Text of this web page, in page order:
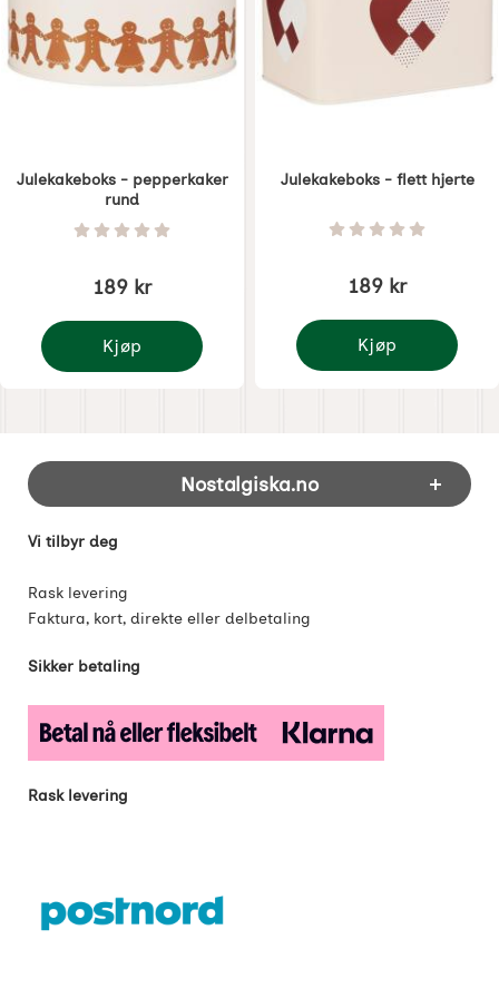
Julekakeboks - pepperkaker
rund
Varenummer 8499Vurdering: 0 Stjerne av 5
189 kr
Kjøp
Julekakeboks - pepperkaker rund
Julekakeboks - flett hjerte
Varenummer 8500Vurdering: 0
189 kr
Kjøp
Julekakeboks - flett
Footer-innhold Blandet informasjon og
Nostalgiska.no
Vi tilbyr deg
Rask levering
Faktura, kort, direkte eller delbetaling
Sikker betaling
Rask levering